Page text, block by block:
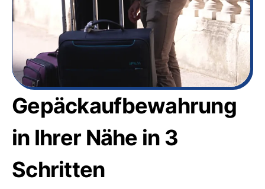
Gepäckaufbewahrung
in Ihrer Nähe in 3
Schritten